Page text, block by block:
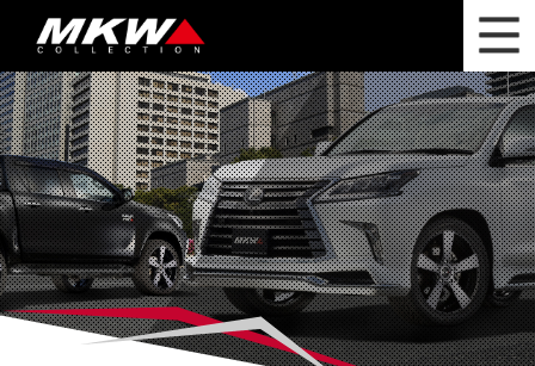
WHAT'S NEW ニュース
WHEEL LINEUP ホイールラインナップ
OTHER PRODUCT 関連製品
PHOTO GALLERY フォトギャラリー
カタログ請求